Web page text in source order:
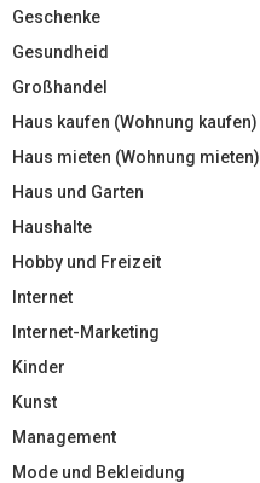
Geschenke
Gesundheid
Großhandel
Haus kaufen (Wohnung kaufen)
Haus mieten (Wohnung mieten)
Haus und Garten
Haushalte
Hobby und Freizeit
Internet
Internet-Marketing
Kinder
Kunst
Management
Mode und Bekleidung